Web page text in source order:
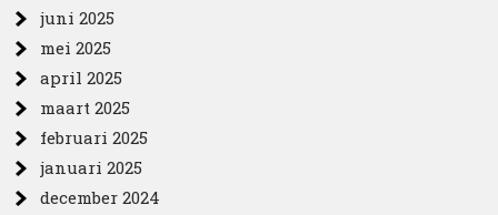
juni 2025
mei 2025
april 2025
maart 2025
februari 2025
januari 2025
december 2024